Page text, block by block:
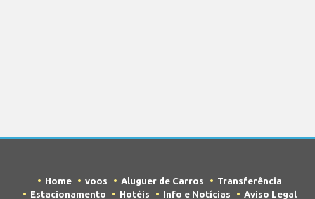
Home voos Aluguer de Carros
Transferência
Estacionamento
Hotéis Info e Notícias Aviso Legal